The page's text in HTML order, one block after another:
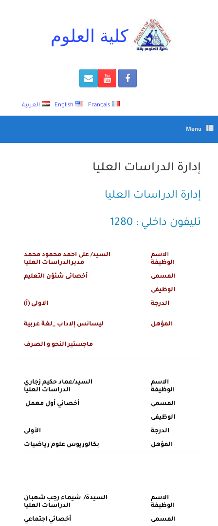
كلية العلوم
العربية English Français
Menu
إدارة الدراسات العليا
إدارة الدراسات العليا
تليفون داخلي : 1280
الاسم
السيد/ على احمد محمود محمد
الوظيفة
مديرالدراسات العليا
المسمى
الوظيفى
أخصائى شئؤن التعليم
الدرجة الاولى (أ)
المؤهل ليسانس إلاداب _لغة عربية
ماجستير النحو و الصرف
الاسم
السيد/عماد حكيم زجاري
الوظيفة
الدراسات العليا
المسمى
الوظيفى
أخصائي أول معمل
الدرجة
الأولى
المؤهل
بكالوريوس علوم رياضيات
الاسم
السيدة/ شيماء رجب شعبان
الوظيفة
الدراسات العليا
المسمى
أخصائي اجتماعي